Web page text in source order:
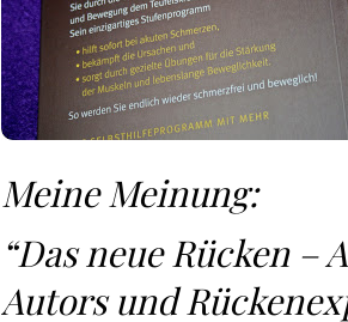
Meine Meinung:
“Das neue Rücken –
Autors und